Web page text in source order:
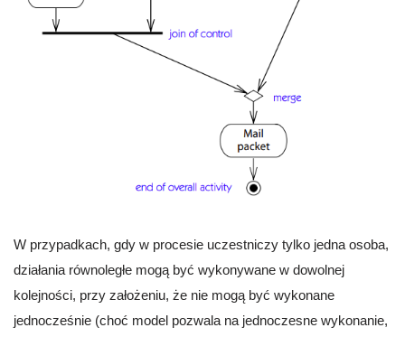
W przypadkach, gdy w procesie uczestniczy tylko jedna osoba,
działania równoległe mogą być wykonywane w dowolnej
kolejności, przy założeniu, że nie mogą być wykonane
jednocześnie (choć model pozwala na jednoczesne wykonanie,